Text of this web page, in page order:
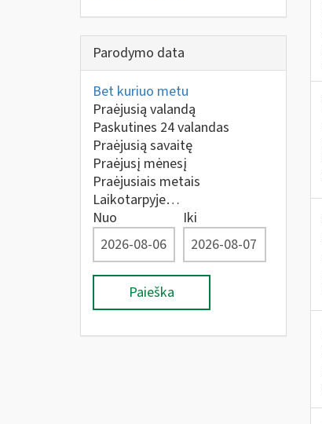
Parodymo data
Bet kuriuo metu
Praėjusią valandą
Paskutines 24 valandas
Praėjusią savaitę
Praėjusį mėnesį
Praėjusiais metais
Laikotarpyje…
Nuo
Iki
Paieška